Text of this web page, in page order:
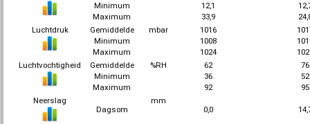
Minimum
12,1
Maximum
33,9
Luchtdruk
Gemiddelde mbar 1016
Minimum
1008
Maximum
1024
Luchtvochtigheid
Gemiddelde %RH 62
Minimum
36
Maximum
92
Neerslag
Dagsom
mm
0,0